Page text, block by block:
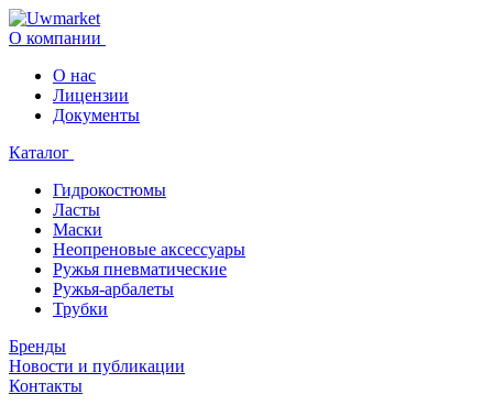
О компании
О нас
Лицензии
Документы
Каталог
Гидрокостюмы
Ласты
Маски
Неопреновые аксессуары
Ружья пневматические
Ружья-арбалеты
Трубки
Бренды
Новости и публикации
Контакты